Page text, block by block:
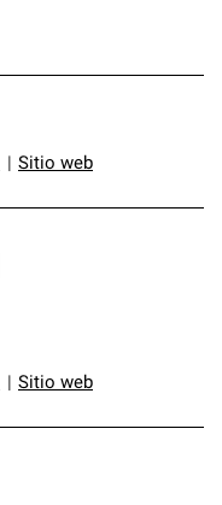
Sitio web
Sitio web